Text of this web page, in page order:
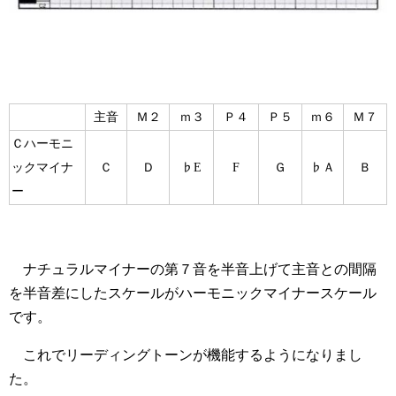
主音 Ｍ２ ｍ３ Ｐ４ Ｐ５ ｍ６
Ｍ７
Ｃハーモニ
ックマイナ
ー
Ｃ Ｄ ♭E F Ｇ ♭Ａ Ｂ
ナチュラルマイナーの第７音を半音上げて主音との間隔
を半音差にしたスケールがハーモニックマイナースケール
です。
これでリーディングトーンが機能するようになりまし
た。